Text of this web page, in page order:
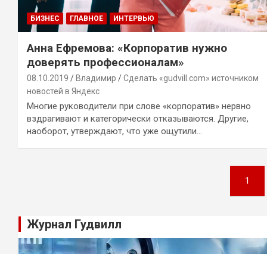
БИЗНЕС ГЛАВНОЕ ИНТЕРВЬЮ
Анна Ефремова: «Корпоратив нужно
доверять профессионалам»
08.10.2019 Владимир
Сделать «gudvill.com» источником
новостей в Яндекс
Многие руководители при слове «корпоратив» нервно
вздрагивают и категорически отказываются. Другие,
наоборот, утверждают, что уже ощутили…
записям
1
Журнал Гудвилл